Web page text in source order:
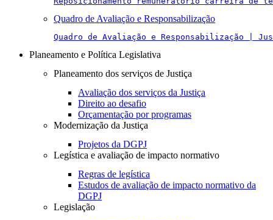
Quadro de Avaliação e Responsabilização
Quadro de Avaliação e Responsabilização |
Planeamento e Política Legislativa
Planeamento dos serviços de Justiça
Avaliação dos serviços da Justiça
Direito ao desafio
Orçamentação por programas
Modernização da Justiça
Projetos da DGPJ
Legística e avaliação de impacto normativo
Regras de legística
Estudos de avaliação de impacto normativo da
DGPJ
Legislação